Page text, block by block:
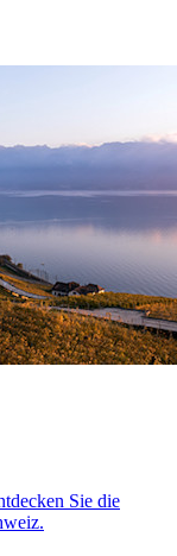
Sie die